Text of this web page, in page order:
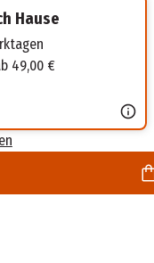
Hause
49,00 €